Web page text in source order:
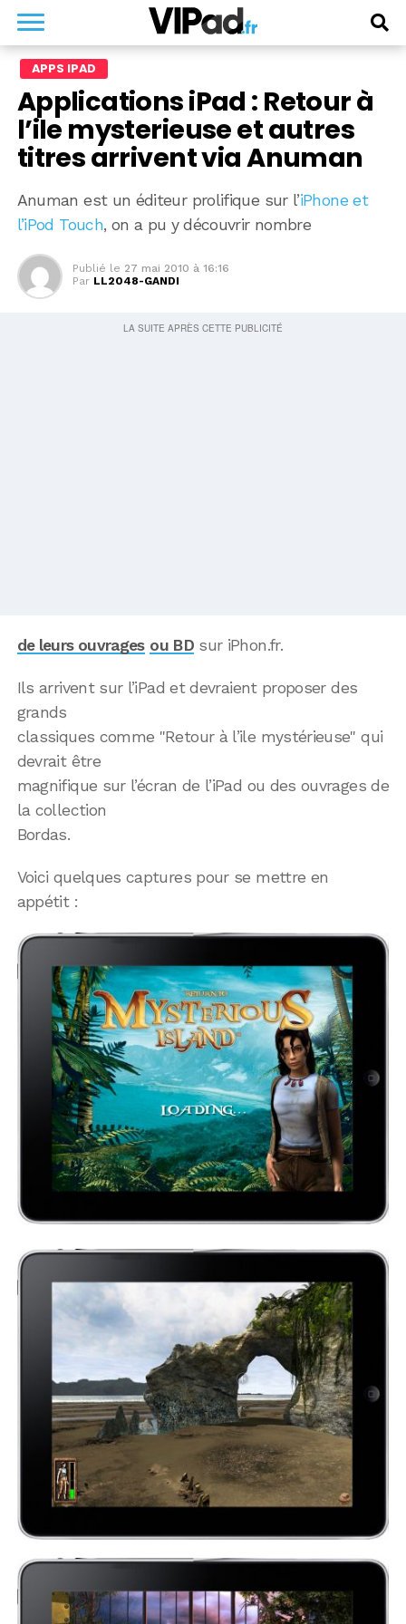
APPS IPAD
Applications iPad : Retour à
l’ile mysterieuse et autres
titres arrivent via Anuman
Anuman est un éditeur prolifique sur l’iPhone et
l’iPod Touch, on a pu y découvrir nombre
Publié le 27 mai 2010 à 16:16
Par LL2048-GANDI
de leurs ouvrages ou BDsur iPhon.fr.
Ils arrivent sur l’iPad et devraient proposer des
grands
classiques comme "Retour à l’ile mystérieuse" qui
devrait être
magnifique sur l’écran de l’iPad ou des ouvrages de
la collection
Bordas.
Voici quelques captures pour se mettre en
appétit :